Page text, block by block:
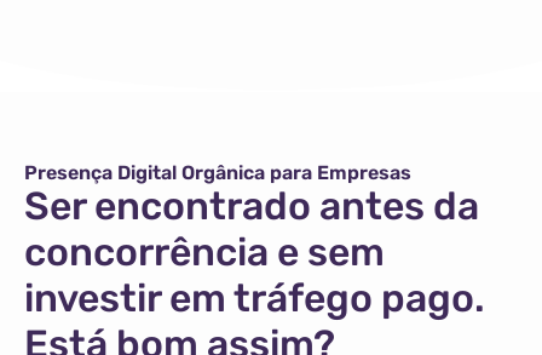
Presença Digital Orgânica para Empresas
Ser encontrado antes da
concorrência e sem
investir em tráfego pago.
Está bom assim?